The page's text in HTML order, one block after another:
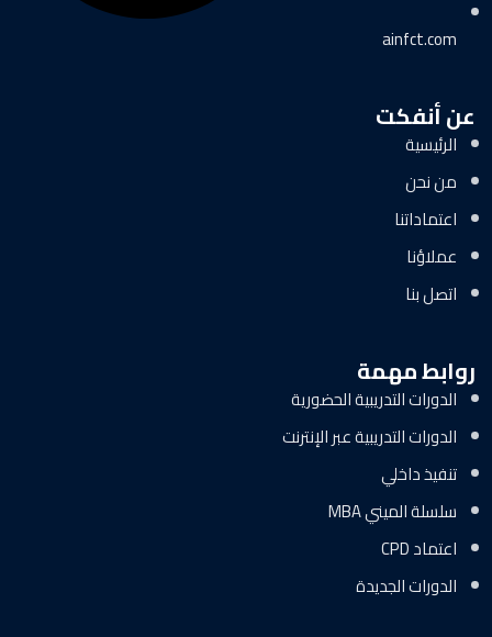
ainfct.com
عن أنفكت
الرئيسية
من نحن
اعتماداتنا
عملاؤنا
اتصل بنا
روابط مهمة
الدورات التدريبية الحضورية
الدورات التدريبية عبر الإنترنت
تنفيذ داخلي
سلسلة الميني MBA
اعتماد CPD
الدورات الجديدة